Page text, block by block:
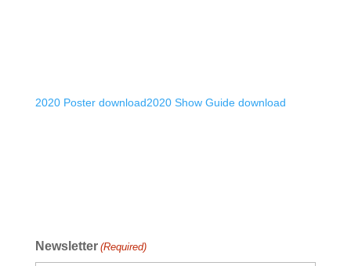
2020 Poster download2020 Show Guide download
Newsletter (Required)